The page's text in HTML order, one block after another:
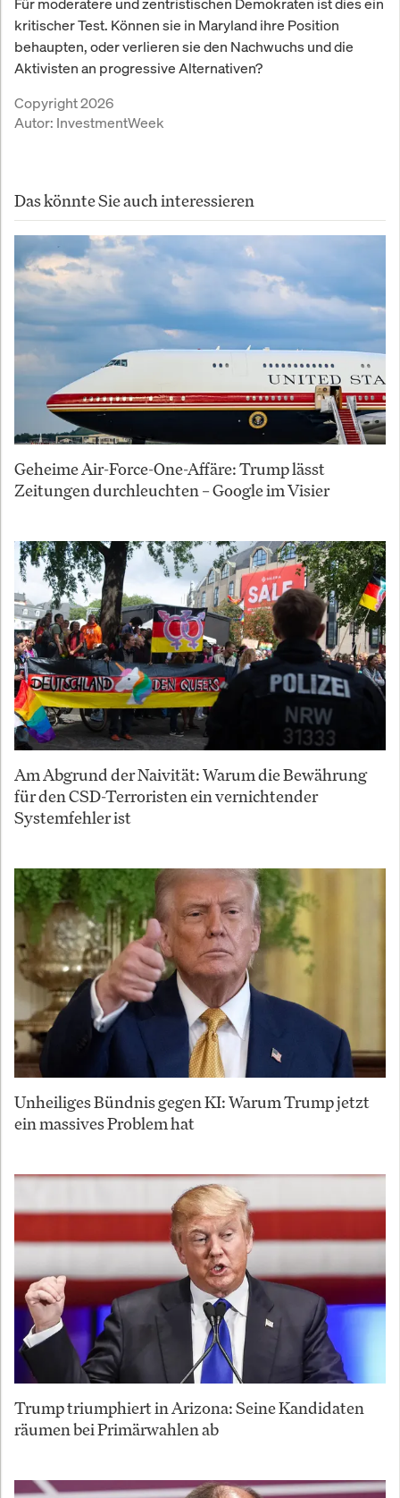
kritischer Test. Können sie in Maryland ihre Position
behaupten, oder verlieren sie den Nachwuchs und die
Aktivisten an progressive Alternativen?
Copyright 2026
Autor: InvestmentWeek
Das könnte Sie auch interessieren
Geheime Air-Force-One-Affäre: Trump lässt
Zeitungen durchleuchten – Google im Visier
Am Abgrund der Naivität: Warum die Bewährung
für den CSD-Terroristen ein vernichtender
Systemfehler ist
Unheiliges Bündnis gegen KI: Warum Trump jetzt
ein massives Problem hat
Trump triumphiert in Arizona: Seine Kandidaten
räumen bei Primärwahlen ab